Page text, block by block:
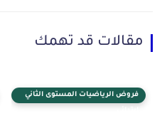
مقالات قد تهمك
فروض الرياضيات المستوى الثاني